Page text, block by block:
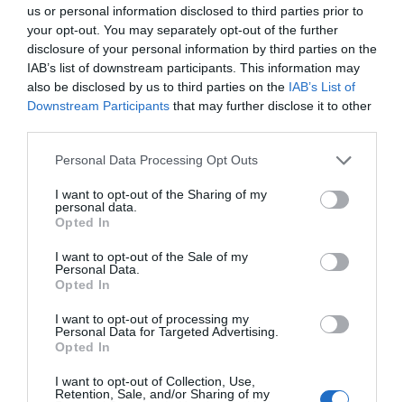
us or personal information disclosed to third parties prior to
your opt-out. You may separately opt-out of the further
disclosure of your personal information by third parties on the
IAB’s list of downstream participants. This information may
also be disclosed by us to third parties on the IAB’s List of
Downstream Participants that may further disclose it to other
Personal Data Processing Opt Outs
I want to opt-out of the Sharing of my
personal data.
Opted In
I want to opt-out of the Sale of my
Personal Data.
Opted In
I want to opt-out of processing my
Personal Data for Targeted Advertising.
Opted In
I want to opt-out of Collection, Use,
Retention, Sale, and/or Sharing of my
estructura de país con la cual no se conecta.
Barcelona en términos de Rodalies Renfe es
radial, mientras que Madrid tiene malla.
En el Vallès, con FGC, contamos con un sistema
ferroviario de hace más de un siglo, que Madrid ha
sabido crear en diversas direcciones a lo largo de
los últimos veinte años, con extensiones a gran
escala. ¿Qué sería de la región de Barcelona si los
FGC hubieran crecido a lo largo del Maresme y
hasta Granollers?, o el tranvía llegara a Caldes de
Montbui y Vallirana?, que es precisamente aquello
ligero, de menos capacidad, hacia las periferias,
donde acaba el Metro. En Barcelona, el designio
se ha centrado en unir el tranvía por la Diagonal y